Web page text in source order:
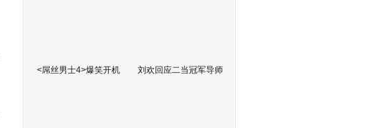
<屌丝男士4>爆笑开机 刘欢回应二当冠军导师